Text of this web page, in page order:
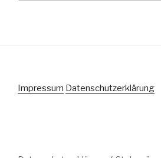
Impressum Datenschutzerklärung